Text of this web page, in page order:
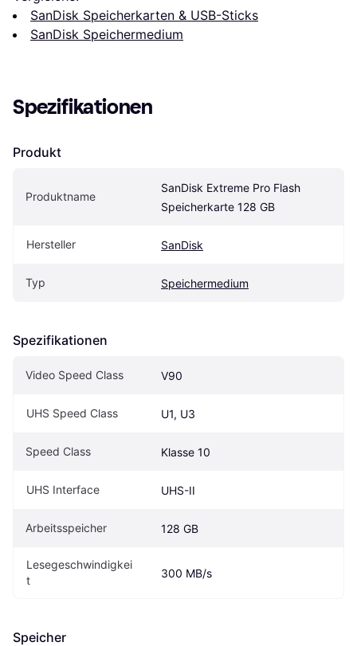
SanDisk Speicherkarten & USB-Sticks
SanDisk Speichermedium
Spezifikationen
Produkt
Produktname
SanDisk Extreme Pro Flash
Speicherkarte 128 GB
Hersteller SanDisk
Typ Speichermedium
Spezifikationen
Video Speed Class V90
UHS Speed Class U1, U3
Speed Class Klasse 10
UHS Interface UHS-II
Arbeitsspeicher 128 GB
Lesegeschwindigkei
t
300 MB/s
Speicher